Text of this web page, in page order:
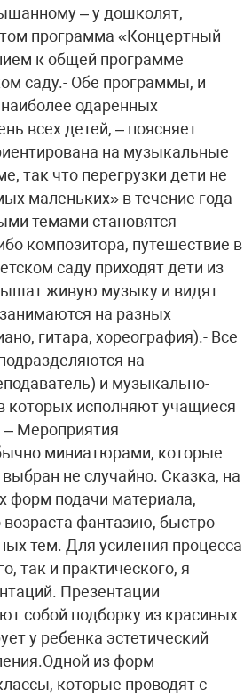
– у дошколят,
программа «Концертный
к общей программе
саду.- Обе программы, и
одаренных
всех детей, – поясняет
на музыкальные
так что перегрузки дети не
маленьких» в течение года
темами становятся
композитора, путешествие в
саду приходят дети из
живую музыку и видят
на разных
гитара, хореография).- Все
на
и музыкально-
которых исполняют учащиеся
Мероприятия
миниатюрами, которые
не случайно. Сказка, на
форм подачи материала,
возраста фантазию, быстро
тем. Для усиления процесса
так и практического, я
Презентации
собой подборку из красивых
у ребенка эстетический
из форм
которые проводят с